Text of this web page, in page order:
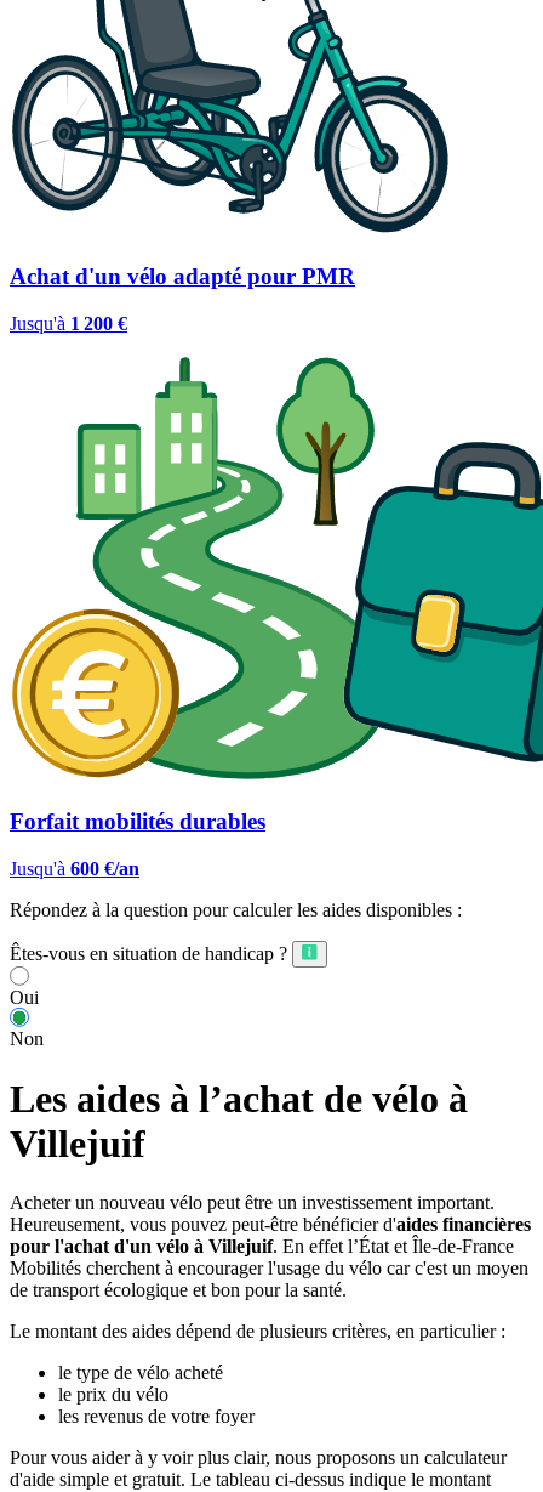
Achat d'un vélo adapté pour PMR
Jusqu'à 1 200 €
Forfait mobilités durables
Jusqu'à 600 €/an
Répondez à la question pour calculer les aides disponibles :
Êtes-vous en situation de handicap ?
Oui
Non
Les aides à l’achat de vélo à
Villejuif
Acheter un nouveau vélo peut être un investissement important.
Heureusement, vous pouvez peut-être bénéficier d'aides financières
pour l'achat d'un vélo à Villejuif. En effet l’État et Île-de-France
Mobilités cherchent à encourager l'usage du vélo car c'est un moyen
de transport écologique et bon pour la santé.
Le montant des aides dépend de plusieurs critères, en particulier :
le type de vélo acheté
le prix du vélo
les revenus de votre foyer
Pour vous aider à y voir plus clair, nous proposons un calculateur
d'aide simple et gratuit. Le tableau ci-dessus indique le montant